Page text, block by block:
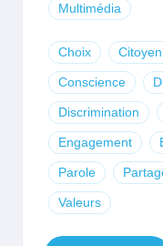
Multimédia
Choix
Conscience
Discrimination
Engagement
Parole
Valeurs